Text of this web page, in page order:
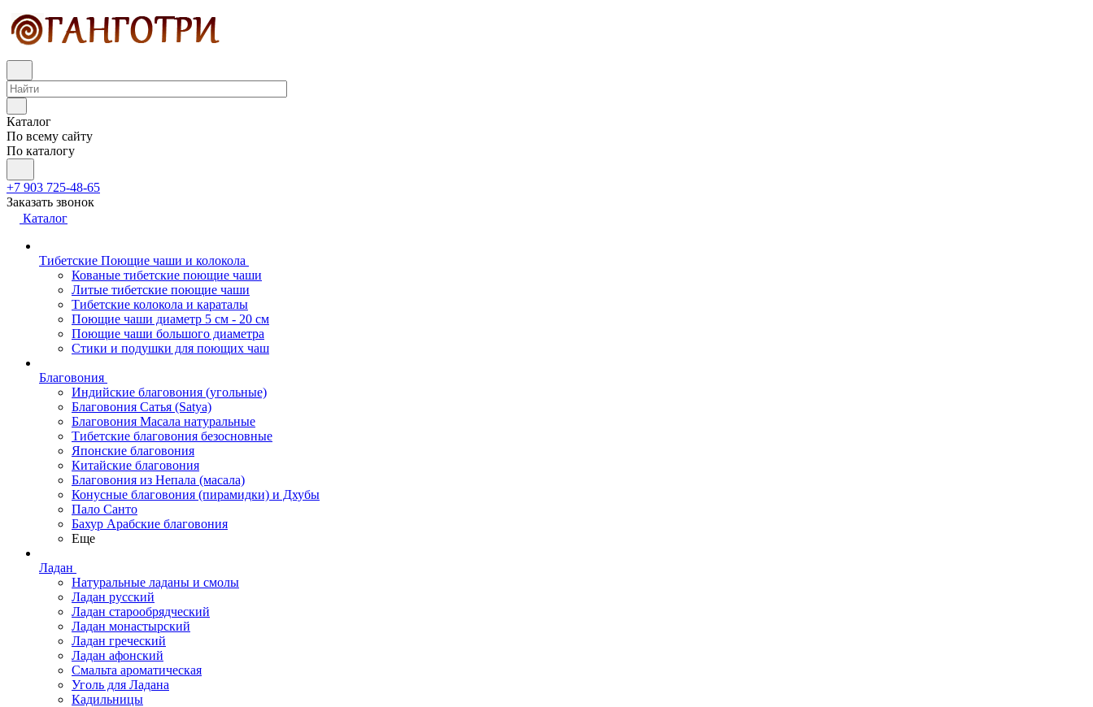
Каталог
По всему сайту
По каталогу
+7 903 725-48-65
Заказать звонок
Каталог
Тибетские Поющие чаши и колокола
Кованые тибетские поющие чаши
Литые тибетские поющие чаши
Тибетские колокола и караталы
Поющие чаши диаметр 5 см - 20 см
Поющие чаши большого диаметра
Стики и подушки для поющих чаш
Благовония
Индийские благовония (угольные)
Благовония Сатья (Satya)
Благовония Масала натуральные
Тибетские благовония безосновные
Японские благовония
Китайские благовония
Благовония из Непала (масала)
Конусные благовония (пирамидки) и Дхубы
Пало Санто
Бахур Арабские благовония
Еще
Ладан
Натуральные ладаны и смолы
Ладан русский
Ладан старообрядческий
Ладан монастырский
Ладан греческий
Ладан афонский
Смальта ароматическая
Уголь для Ладана
Кадильницы